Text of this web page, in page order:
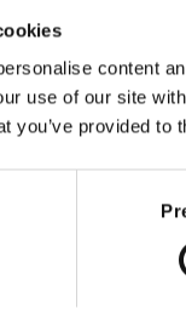
content
use of our site
you’ve provided